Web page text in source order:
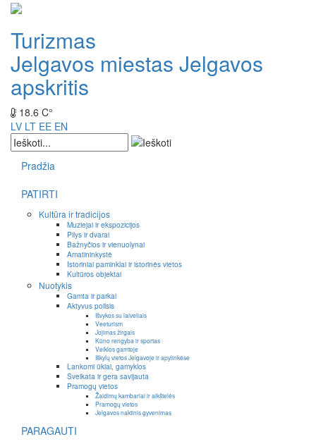
Turizmas
Jelgavos miestas Jelgavos
apskritis
18.6 C°
LV LT EE EN
Pradžia
PATIRTI
Kultūra ir tradicijos
Muziejai ir ekspozicijos
Pilys ir dvarai
Bažnyčios ir vienuolynai
Amatininkystė
Istoriniai paminklai ir istorinės vietos
Kultūros objektai
Nuotykis
Gamta ir parkai
Aktyvus poilsis
Išvykos su laiveliais
Veeturism
Jojimas žirgais
Kūno rengyba ir sportas
Veiklos gamtoje
Iškylų vietos Jelgavoje ir apylinkėse
Lankomi ūkiai, gamyklos
Sveikata ir gera savijauta
Pramogų vietos
Žaidimų kambariai ir aikštelės
Pramogų vietos
Jelgavos naktinis gyvenimas
PARAGAUTI